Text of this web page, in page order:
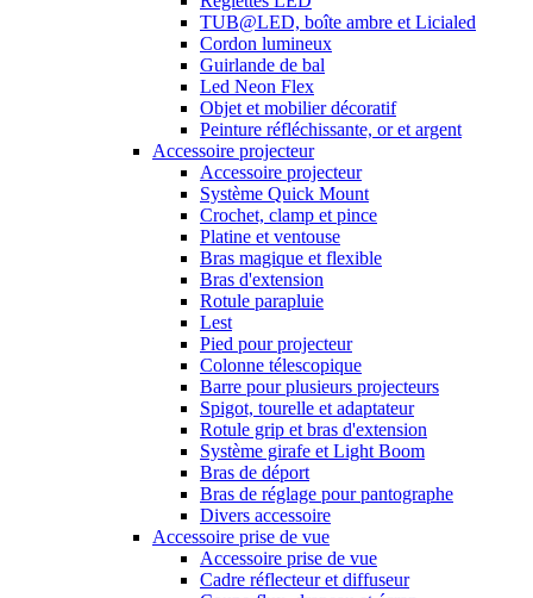
TUB@LED, boîte ambre et Licialed
Cordon lumineux
Guirlande de bal
Led Neon Flex
Objet et mobilier décoratif
Peinture réfléchissante, or et argent
Accessoire projecteur
Accessoire projecteur
Système Quick Mount
Crochet, clamp et pince
Platine et ventouse
Bras magique et flexible
Bras d'extension
Rotule parapluie
Lest
Pied pour projecteur
Colonne télescopique
Barre pour plusieurs projecteurs
Spigot, tourelle et adaptateur
Rotule grip et bras d'extension
Système girafe et Light Boom
Bras de déport
Bras de réglage pour pantographe
Divers accessoire
Accessoire prise de vue
Accessoire prise de vue
Cadre réflecteur et diffuseur